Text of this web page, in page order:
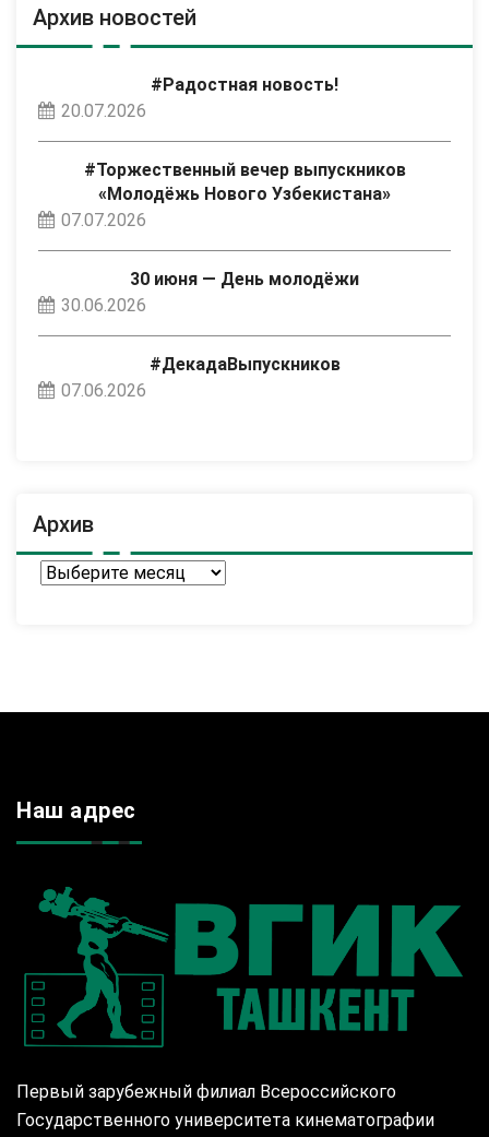
Архив новостей
#Радостная новость!
20.07.2026
#Торжественный вечер выпускников
«Молодёжь Нового Узбекистана»
07.07.2026
30 июня — День молодёжи
30.06.2026
#ДекадаВыпускников
07.06.2026
Архив
Архив
Наш адрес
Первый зарубежный филиал Всероссийского
Государственного университета кинематографии